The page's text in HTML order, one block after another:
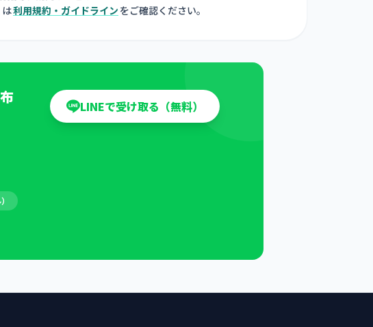
利用規約・ガイドライン をご確認ください。
LINEで受け取る（無料）